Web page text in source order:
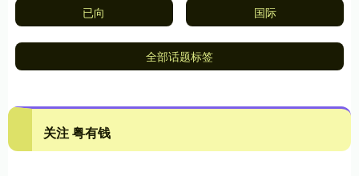
已向 国际
全部话题标签
关注 粤有钱